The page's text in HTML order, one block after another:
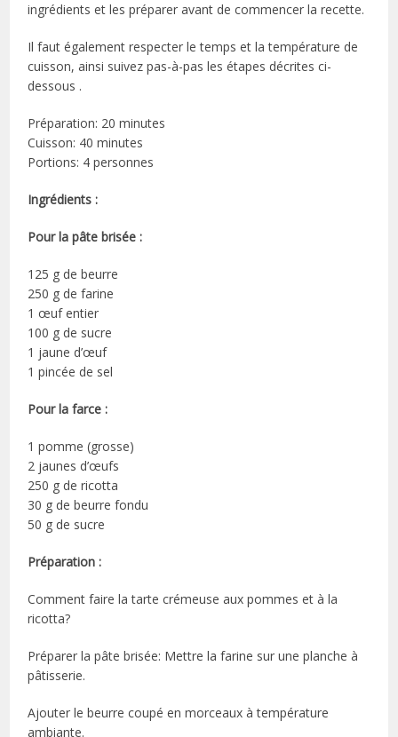
ingrédients et les préparer avant de commencer la recette.
Il faut également respecter le temps et la température de
cuisson, ainsi suivez pas-à-pas les étapes décrites ci-
dessous .
Préparation: 20 minutes
Cuisson: 40 minutes
Portions: 4 personnes
Ingrédients :
Pour la pâte brisée :
125 g de beurre
250 g de farine
1 œuf entier
100 g de sucre
1 jaune d’œuf
1 pincée de sel
Pour la farce :
1 pomme (grosse)
2 jaunes d’œufs
250 g de ricotta
30 g de beurre fondu
50 g de sucre
Préparation :
Comment faire la tarte crémeuse aux pommes et à la
ricotta?
Préparer la pâte brisée: Mettre la farine sur une planche à
pâtisserie.
Ajouter le beurre coupé en morceaux à température
ambiante.